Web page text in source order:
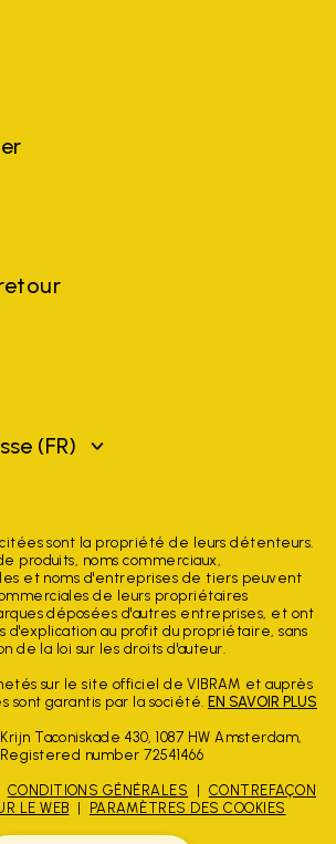
(FR)
sont la propriété de leurs détenteurs.
produits, noms commerciaux,
et noms d'entreprises de tiers peuvent
de leurs propriétaires
déposées d'autres entreprises, et ont
d'explication au profit du propriétaire, sans
de la loi sur les droits d'auteur.
sur le site officiel de VIBRAM et auprès
sont garantis par la société. EN SAVOIR PLUS
Krijn Taconiskade 430, 1087 HW Amsterdam,
Registered number 72541466
CONDITIONS GÉNÉRALES
CONTREFAÇON
LE WEB
PARAMÈTRES DES COOKIES